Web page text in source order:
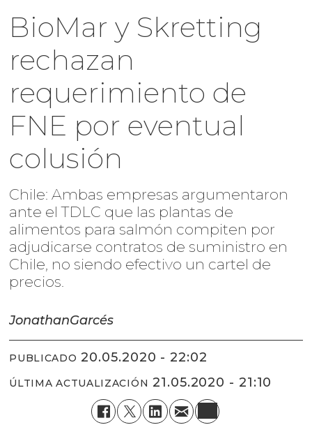
BioMar y Skretting
rechazan
requerimiento de
FNE por eventual
colusión
Chile: Ambas empresas argumentaron
ante el TDLC que las plantas de
alimentos para salmón compiten por
adjudicarse contratos de suministro en
Chile, no siendo efectivo un cartel de
precios.
JonathanGarcés
PUBLICADO 20.05.2020 - 22:02
ÚLTIMA ACTUALIZACIÓN 21.05.2020 - 21:10